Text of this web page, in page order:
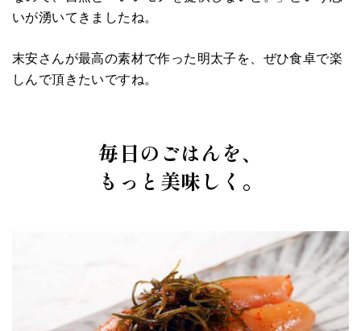
いが湧いてきましたね。
末安さんが最高の素材で作った明太子を、ぜひ食卓で楽
しんで頂きたいですね。
毎日のごはんを、
もっと美味しく。